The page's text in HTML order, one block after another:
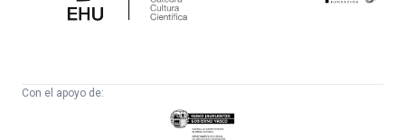
Científica
Con el apoyo de:
Eusko